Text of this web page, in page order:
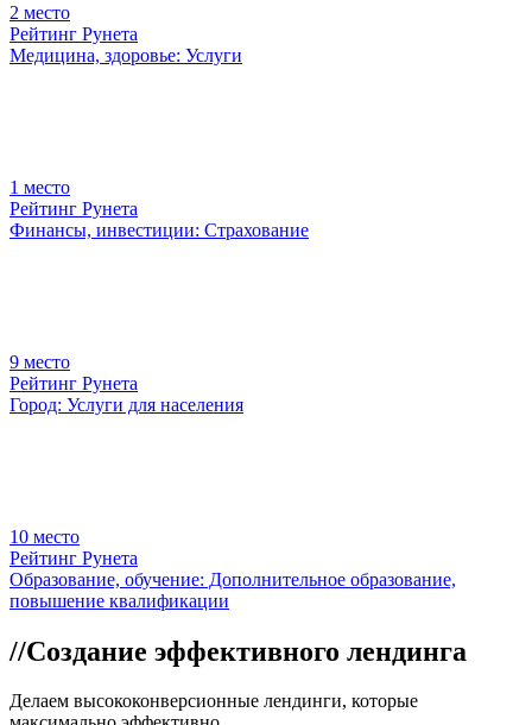
2 место
Рейтинг Рунета
Медицина, здоровье: Услуги
1 место
Рейтинг Рунета
Финансы, инвестиции: Страхование
9 место
Рейтинг Рунета
Город: Услуги для населения
10 место
Рейтинг Рунета
Образование, обучение: Дополнительное образование,
повышение квалификации
//Создание эффективного лендинга
Делаем высококонверсионные лендинги, которые